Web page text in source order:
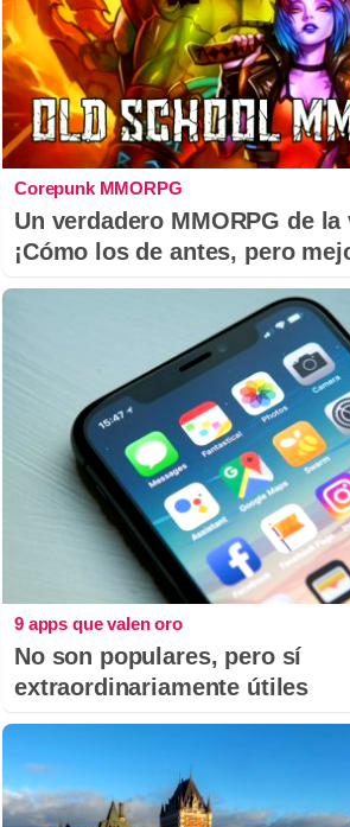
Corepunk MMORPG
Un verdadero MMORPG de
¡Cómo los de antes, pero
9 apps que valen oro
No son populares, pero sí
extraordinariamente útiles